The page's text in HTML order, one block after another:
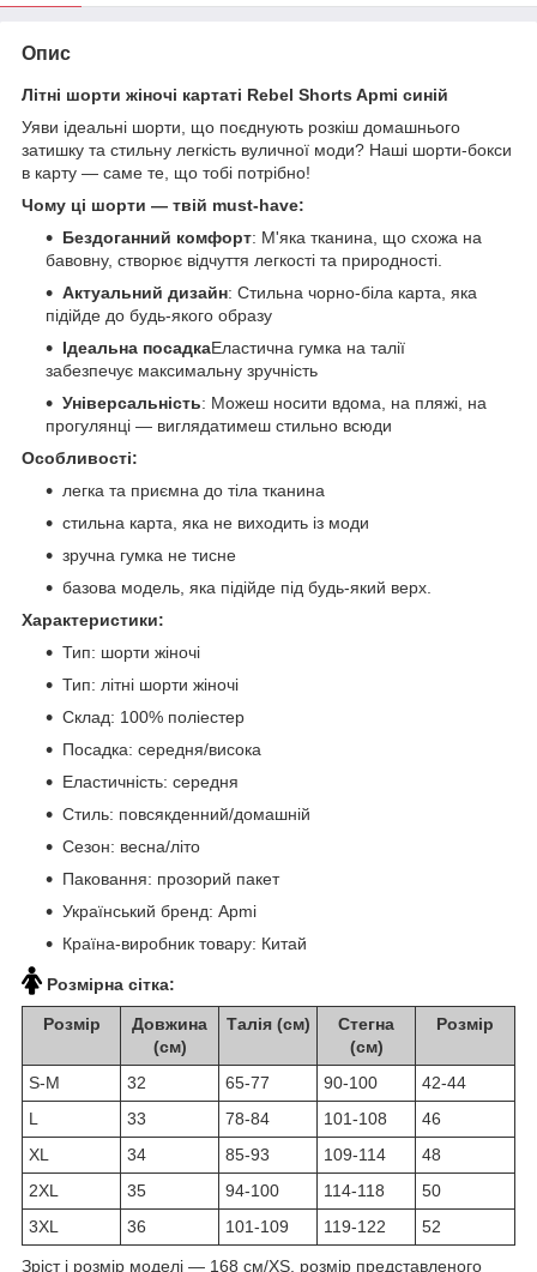
Опис
Літні шорти жіночі картаті Rebel Shorts Apmi синій
Уяви ідеальні шорти, що поєднують розкіш домашнього
затишку та стильну легкість вуличної моди? Наші шорти-бокси
в карту — саме те, що тобі потрібно!
Чому ці шорти — твій must-have:
Бездоганний комфорт: М'яка тканина, що схожа на
бавовну, створює відчуття легкості та природності.
Актуальний дизайн: Стильна чорно-біла карта, яка
підійде до будь-якого образу
Ідеальна посадкаЕластична гумка на талії
забезпечує максимальну зручність
Універсальність: Можеш носити вдома, на пляжі, на
прогулянці — виглядатимеш стильно всюди
Особливості:
легка та приємна до тіла тканина
стильна карта, яка не виходить із моди
зручна гумка не тисне
базова модель, яка підійде під будь-який верх.
Характеристики:
Тип: шорти жіночі
Тип: літні шорти жіночі
Склад: 100% поліестер
Посадка: середня/висока
Еластичність: середня
Стиль: повсякденний/домашній
Сезон: весна/літо
Паковання: прозорий пакет
Український бренд: Apmi
Країна-виробник товару: Китай
Розмірна сітка:
Розмір
Довжина
(см)
Талія (см)
Стегна
(см)
Розмір
S-M 32 65-77 90-100
42-44
L
33 78-84 101-108
46
XL
34 85-93 109-114
48
2XL
35 94-100 114-118
50
3XL
36 101-109 119-122 52
Зріст і розмір моделі — 168 см/XS, розмір представленого